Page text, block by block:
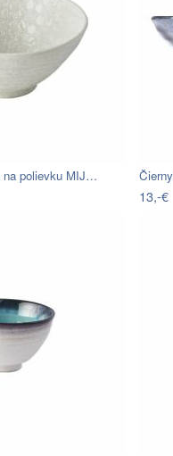
na polievku MIJ…
13,-€